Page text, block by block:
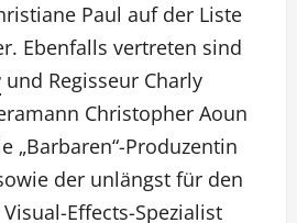
Paul auf der Liste
Ebenfalls vertreten sind
und Regisseur Charly
Christopher Aoun
„Barbaren“-Produzentin
der unlängst für den
Effects-Spezialist